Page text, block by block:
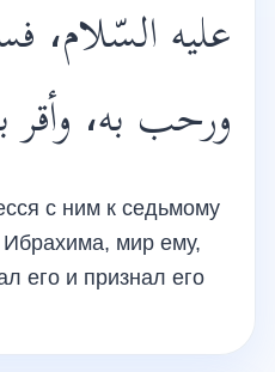
عليه السّلام،
ورحب به، وأقر
с ним к седьмому
Ибрахима, мир ему,
его и признал его